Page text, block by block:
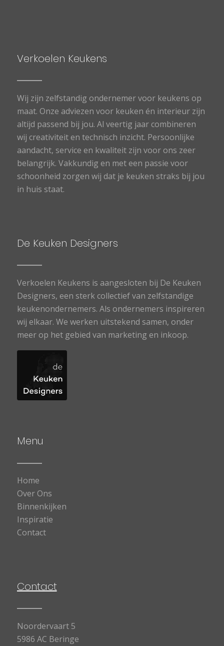
Verkoelen Keukens
Wij zijn zelfstandig ondernemer voor keukens op
maat. Onze adviezen voor keuken én interieur zijn
altijd passend bij jou. Al veertig jaar combineren
wij creativiteit en technisch inzicht. Persoonlijke
aandacht, service en kwaliteit zijn voor ons zeer
belangrijk. Vakkundig en met een passie voor
schoonheid zorgen wij dat je keuken straks bij jou
in huis staat.
De Keuken Designers
Verkoelen Keukens is aangesloten bij De Keuken
Designers, een sterk collectief van zelfstandige
keukenondernemers. Als ondernemers inspireren
wij elkaar. We werken uitstekend samen, onder
meer op het gebied van marketing en inkoop.
Menu
Home
Over Ons
Binnenkijken
Inspiratie
Contact
Contact
Noordervaart 5
5986 AC Beringe